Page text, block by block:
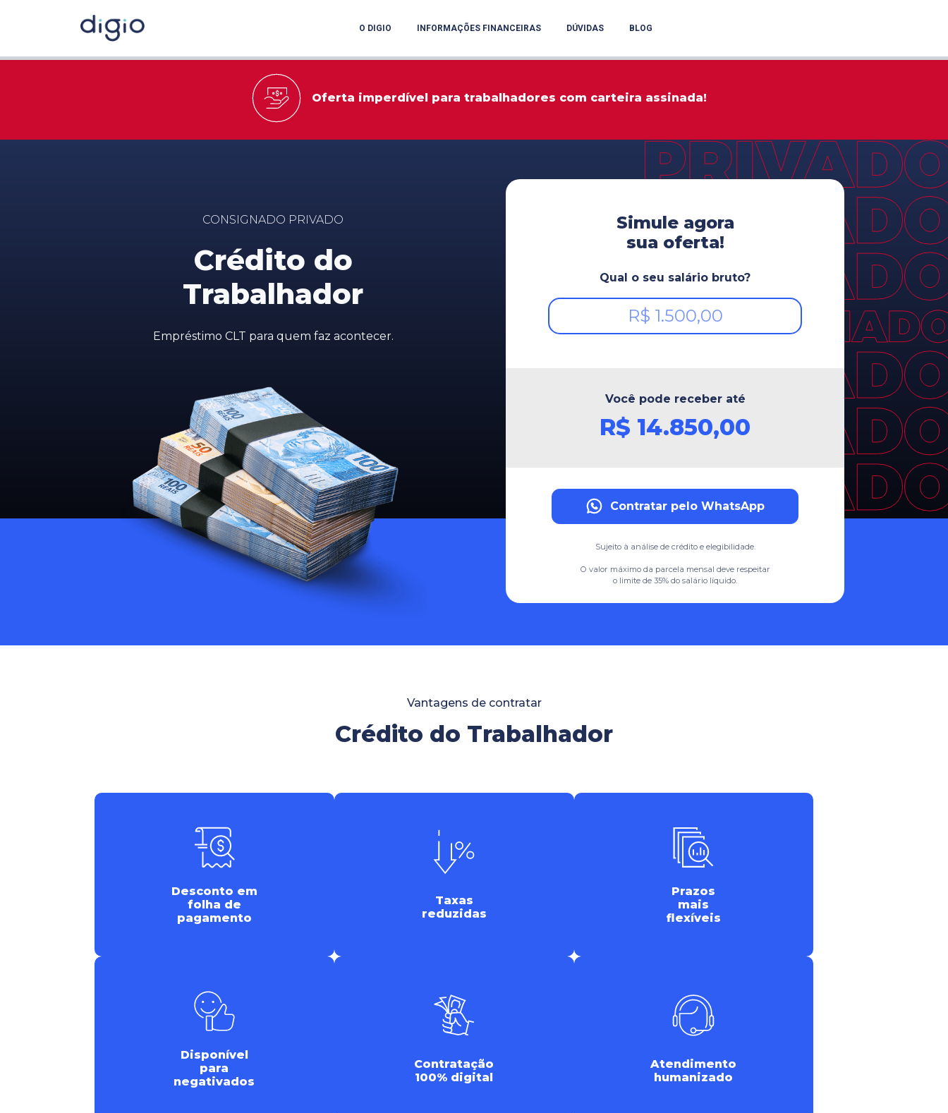
O DIGIO INFORMAÇÕES FINANCEIRAS DÚVIDAS BLOG
Oferta imperdível para trabalhadores com carteira assinada!
CONSIGNADO PRIVADO
Crédito do
Trabalhador
Empréstimo CLT para quem faz acontecer.
Simule agora
sua oferta!
Qual o seu salário bruto?
Você pode receber até
R$ 14.850,00
Contratar pelo WhatsApp
Sujeito à análise de crédito e elegibilidade.
O valor máximo da parcela mensal deve respeitar
o limite de 35% do salário líquido.
Vantagens de contratar
Crédito do Trabalhador
Desconto em
folha de
pagamento
Taxas
reduzidas
Prazos
mais
flexíveis
Disponível
para
negativados
Contratação
100% digital
Atendimento
humanizado